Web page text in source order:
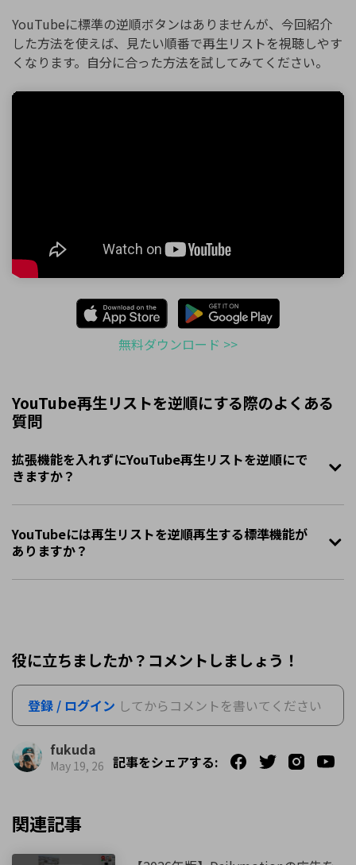
YouTubeに標準の逆順ボタンはありませんが、今回紹介
した方法を使えば、見たい順番で再生リストを視聴しやす
くなります。自分に合った方法を試してみてください。
無料ダウンロード >>
YouTube再生リストを逆順にする際のよくある
質問
拡張機能を入れずにYouTube再生リストを逆順にで
きますか？
YouTubeには再生リストを逆順再生する標準機能が
ありますか？
役に立ちましたか？コメントしましょう！
登録 / ログイン してからコメントを書いてください
fukuda
May 19, 26 記事をシェアする:
関連記事